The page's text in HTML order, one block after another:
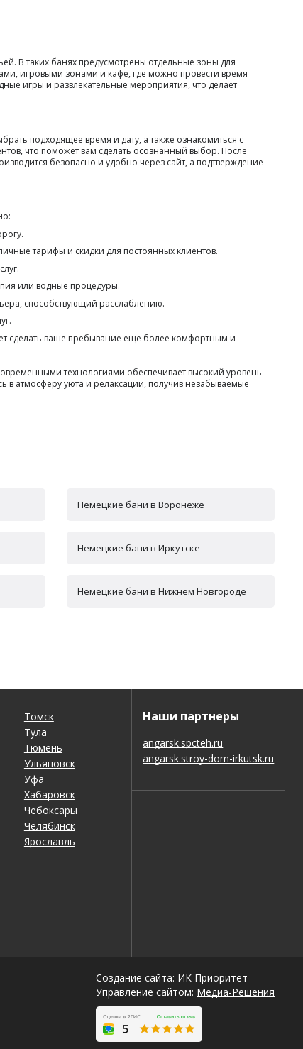
В таких банях предусмотрены отдельные зоны для
игровыми зонами и кафе, где можно провести время
игры и развлекательные мероприятия, что делает
подходящее время и дату, а также ознакомиться с
что поможет вам сделать осознанный выбор. После
безопасно и удобно через сайт, а подтверждение
тарифы и скидки для постоянных клиентов.
или водные процедуры.
способствующий расслаблению.
сделать ваше пребывание еще более комфортным и
технологиями обеспечивает высокий уровень
в атмосферу уюта и релаксации, получив незабываемые
Немецкие бани в Воронеже
Немецкие бани в Иркутске
Немецкие бани в Нижнем Новгороде
Томск
Тула
Тюмень
Ульяновск
Уфа
Хабаровск
Чебоксары
Челябинск
Ярославль
Наши партнеры
angarsk.spcteh.ru
angarsk.stroy-dom-irkutsk.ru
Создание сайта: ИК Приоритет
Управление сайтом: Медиа-Решения